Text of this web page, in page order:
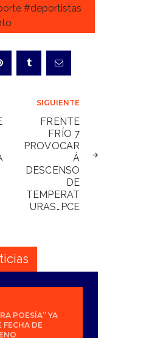
#deportistas
SIGUIENTE
FRENTE
FRÍO 7
PROVOCAR
Á
DESCENSO
DE
TEMPERAT
URAS…PCE
POESÍA” YA
FECHA DE